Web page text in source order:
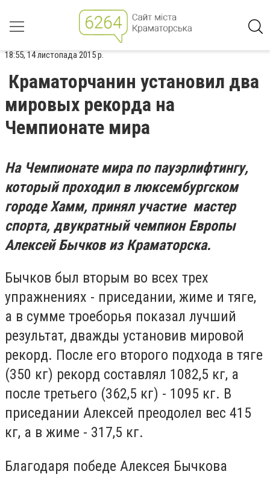
18:55, 14 листопада 2015 р.
Краматорчанин установил два
мировых рекорда на
Чемпионате мира
На Чемпионате мира по пауэрлифтингу,
который проходил в люксембургском
городе Хамм, принял участие мастер
спорта, двукратный чемпион Европы
Алексей Бычков из Краматорска.
Бычков был вторым во всех трех
упражнениях - приседании, жиме и тяге,
а в сумме троеборья показал лучший
результат, дважды установив мировой
рекорд. После его второго подхода в тяге
(350 кг) рекорд составлял 1082,5 кг, а
после третьего (362,5 кг) - 1095 кг. В
приседании Алексей преодолел вес 415
кг, а в жиме - 317,5 кг.
Благодаря победе Алексея Бычкова